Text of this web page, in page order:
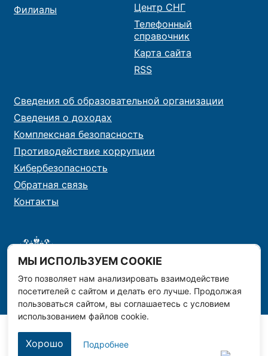
МЫ ИСПОЛЬЗУЕМ COOKIE
Это позволяет нам анализировать взаимодействие
посетителей с сайтом и делать его лучше. Продолжая
пользоваться сайтом, вы соглашаетесь с условием
использованием файлов cookie.
Хорошо Подробнее
Филиалы
Центр СНГ
Телефонный
справочник
Карта сайта
RSS
Сведения об образовательной организации
Сведения о доходах
Комплексная безопасность
Противодействие коррупции
Кибербезопасность
Обратная связь
Контакты